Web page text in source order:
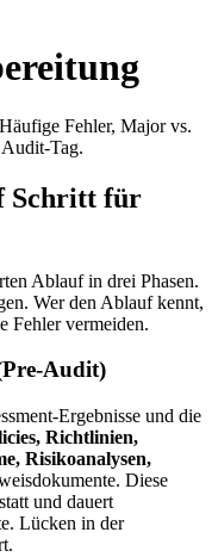
Fehler, Major vs.
Tag.
Schritt für
Ablauf in drei Phasen.
Wer den Ablauf kennt,
Fehler vermeiden.
Audit)
Ergebnisse und die
Richtlinien,
Risikoanalysen,
Diese
und dauert
Lücken in der